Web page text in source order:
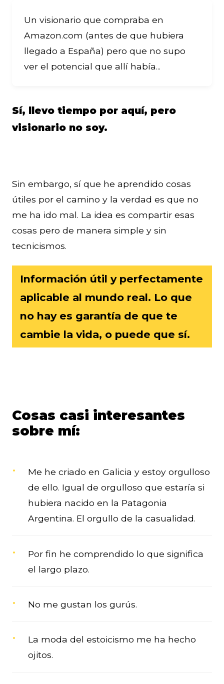
Un visionario que compraba en
Amazon.com (antes de que hubiera
llegado a España) pero que no supo
ver el potencial que allí había...
Sí, llevo tiempo por aquí, pero
visionario no soy.
Sin embargo, sí que he aprendido cosas
útiles por el camino y la verdad es que no
me ha ido mal. La idea es compartir esas
cosas pero de manera simple y sin
tecnicismos.
Información útil y perfectamente
aplicable al mundo real. Lo que
no hay es garantía de que te
cambie la vida, o puede que sí.
Cosas casi interesantes
sobre mí:
Me he criado en Galicia y estoy orgulloso
de ello. Igual de orgulloso que estaría si
hubiera nacido en la Patagonia
Argentina. El orgullo de la casualidad.
Por fin he comprendido lo que significa
el largo plazo.
No me gustan los gurús.
La moda del estoicismo me ha hecho
ojitos.